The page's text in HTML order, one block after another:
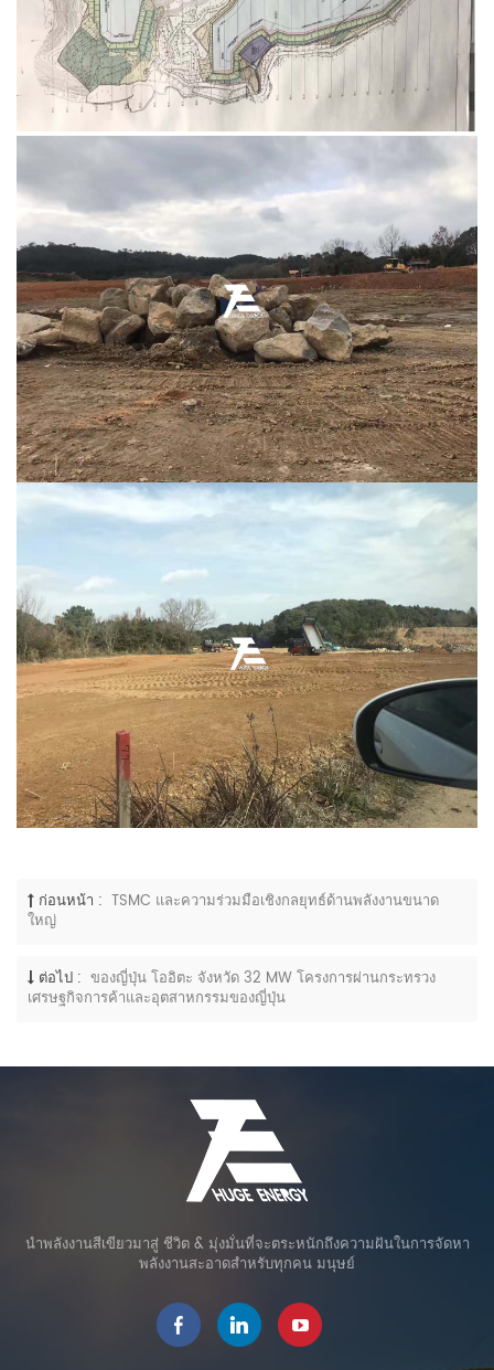
ก่อนหน้า : TSMC และความร่วมมือเชิงกลยุทธ์ด้านพลังงานขนาด
ใหญ่
ต่อไป : ของญี่ปุ่น โออิตะ จังหวัด 32 MW โครงการผ่านกระทรวง
เศรษฐกิจการค้าและอุตสาหกรรมของญี่ปุ่น
นำพลังงานสีเขียวมาสู่ ชีวิต & มุ่งมั่นที่จะตระหนักถึงความฝันในการจัดหา
พลังงานสะอาดสำหรับทุกคน มนุษย์